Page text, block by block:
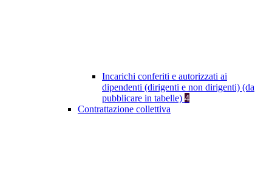
Incarichi conferiti e autorizzati ai
dipendenti (dirigenti e non dirigenti) (da
pubblicare in tabelle) 4
Contrattazione collettiva